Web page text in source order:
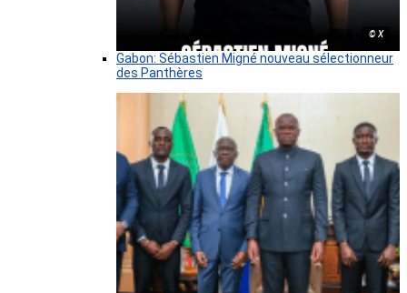
© X
Gabon: Sébastien Migné nouveau sélectionneur
des Panthères